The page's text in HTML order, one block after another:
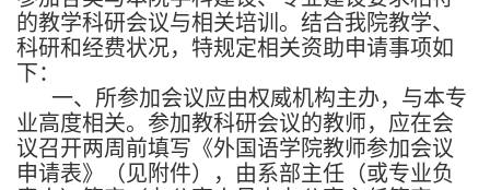
的教学科研会议与相关培训。结合我院教学、
科研和经费状况，特规定相关资助申请事项如
下：
一、所参加会议应由权威机构主办，与本专
业高度相关。参加教科研会议的教师，应在会
议召开两周前填写《外国语学院教师参加会议
申请表》（见附件），由系部主任（或专业负